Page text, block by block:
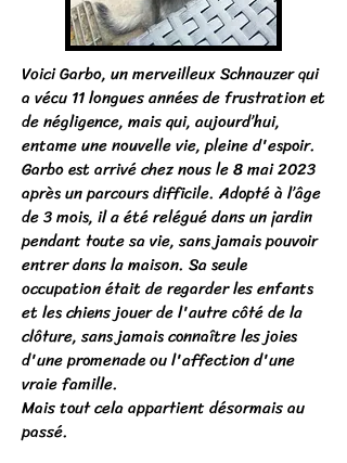
Voici Garbo, un merveilleux Schnauzer qui
a vécu 11 longues années de frustration et
de négligence, mais qui, aujourd’hui,
entame une nouvelle vie, pleine d'espoir.
Garbo est arrivé chez nous le 8 mai 2023
après un parcours difficile. Adopté à l’âge
de 3 mois, il a été relégué dans un jardin
pendant toute sa vie, sans jamais pouvoir
entrer dans la maison. Sa seule
occupation était de regarder les enfants
et les chiens jouer de l'autre côté de la
clôture, sans jamais connaître les joies
d'une promenade ou l'affection d'une
vraie famille.
Mais tout cela appartient désormais au
passé.